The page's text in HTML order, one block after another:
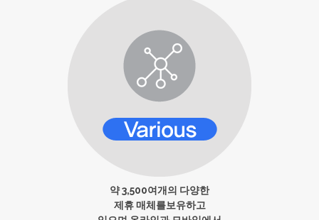
약 3,500여개의 다양한
제휴 매체를보유하고